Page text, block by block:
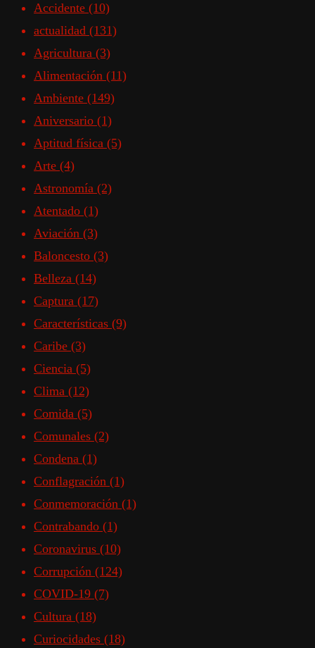
Accidente (10)
actualidad (131)
Agricultura (3)
Alimentación (11)
Ambiente (149)
Aniversario (1)
Aptitud física (5)
Arte (4)
Astronomía (2)
Atentado (1)
Aviación (3)
Baloncesto (3)
Belleza (14)
Captura (17)
Características (9)
Caribe (3)
Ciencia (5)
Clima (12)
Comida (5)
Comunales (2)
Condena (1)
Conflagración (1)
Conmemoración (1)
Contrabando (1)
Coronavirus (10)
Corrupción (124)
COVID-19 (7)
Cultura (18)
Curiocidades (18)